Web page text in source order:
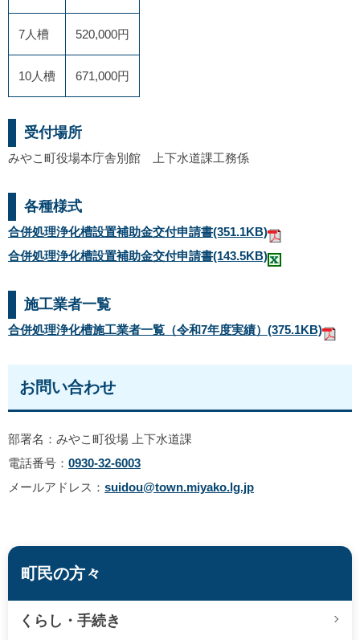
7人槽 520,000円
10人槽 671,000円
受付場所
みやこ町役場本庁舎別館 上下水道課工務係
各種様式
合併処理浄化槽設置補助金交付申請書(351.1KB)
合併処理浄化槽設置補助金交付申請書(143.5KB)
施工業者一覧
合併処理浄化槽施工業者一覧（令和7年度実績） (375.1KB)
お問い合わせ
部署名：みやこ町役場 上下水道課
電話番号： 0930-32-6003
メールアドレス： suidou@town.miyako.lg.jp
町民の方々
くらし・手続き